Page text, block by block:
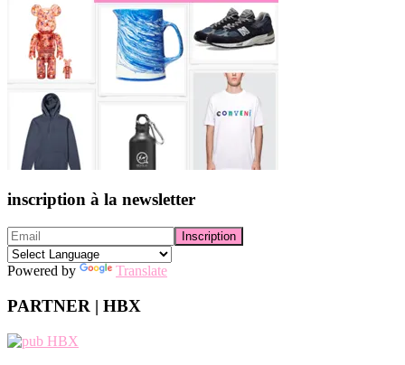
inscription à la newsletter
Powered by Translate
PARTNER | HBX